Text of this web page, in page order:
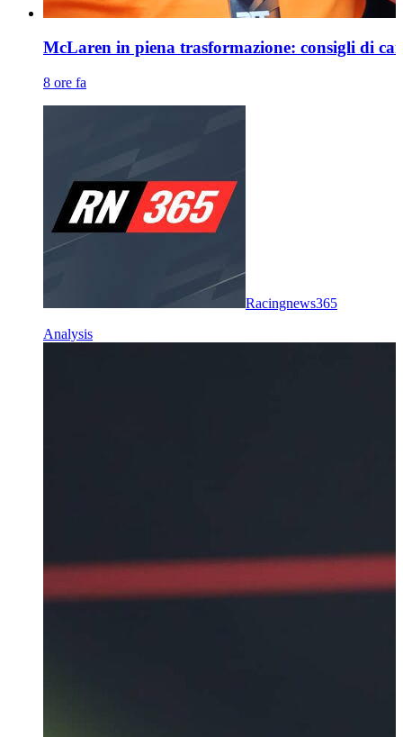
McLaren in piena trasformazione: consigli di
8 ore fa
Racingnews365
Analysis